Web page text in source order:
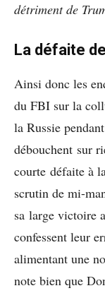
détriment de
La défaite
Ainsi donc les
du FBI sur la
la Russie
débouchent sur
courte défaite à
scrutin de mi-
sa large victoire
confessent leur
alimentant une
note bien que